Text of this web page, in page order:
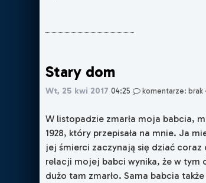
Stary dom
Wt, 25 kwi 2017 04:25 komentarze: brak
W listopadzie zmarła moja babcia,
1928, który przepisała na mnie. Ja
jej śmierci zaczynają się dziać
relacji mojej babci wynika, że w tym
dużo tam zmarło. Sama babcia